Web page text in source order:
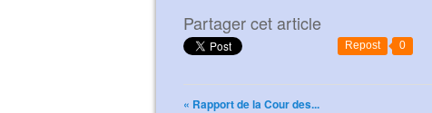
Partager cet article
Repost 0
« Rapport de la Cour des...